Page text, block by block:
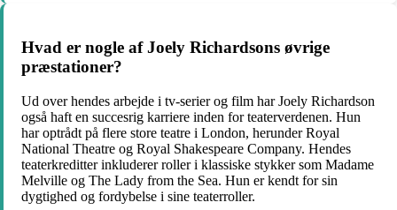
Hvad er nogle af Joely Richardsons øvrige
præstationer?
Ud over hendes arbejde i tv-serier og film har Joely Richardson
også haft en succesrig karriere inden for teaterverdenen. Hun
har optrådt på flere store teatre i London, herunder Royal
National Theatre og Royal Shakespeare Company. Hendes
teaterkreditter inkluderer roller i klassiske stykker som Madame
Melville og The Lady from the Sea. Hun er kendt for sin
dygtighed og fordybelse i sine teaterroller.